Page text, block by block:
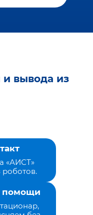
и вывода из
«АИСТ»
роботов.
помощи